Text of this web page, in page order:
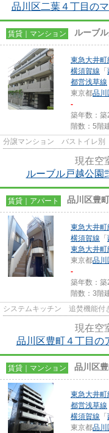
品川区二葉４丁目の
賃貸｜マンション ルーブ
東急大井町
横須賀線 「
都営浅草線
東京都品川
-
築年数：築
階数：5階
分譲マンション バストイレ
現在空
ルーブル戸越公園
賃貸｜アパート 品川区豊
東急大井町
横須賀線 「
東急大井町
東京都品川
-
築年数：築
階数：3階
システムキッチン 追焚機能
現在空
品川区豊町４丁目の
賃貸｜マンション 品川区
東急大井町
都営浅草線
横須賀線 「
東京都品川